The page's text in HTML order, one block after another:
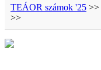
TEÁOR számok '25 >>
>>